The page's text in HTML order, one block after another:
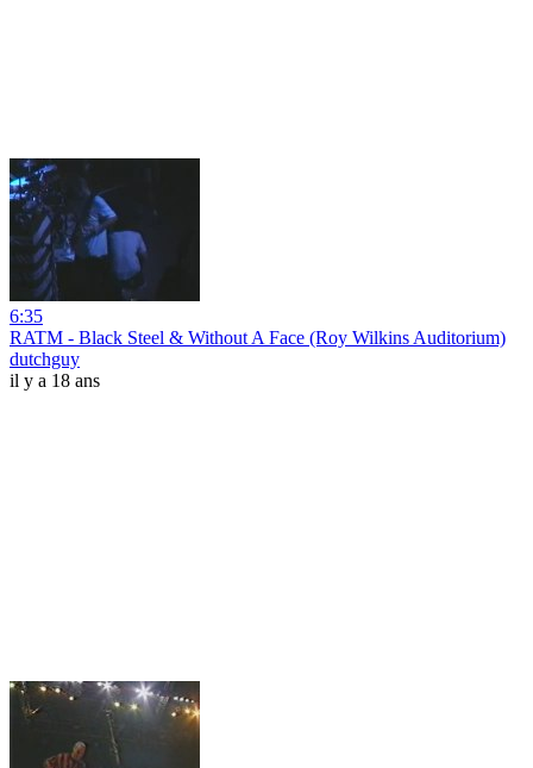
6:35
RATM - Black Steel & Without A Face (Roy Wilkins Auditorium)
dutchguy
il y a 18 ans